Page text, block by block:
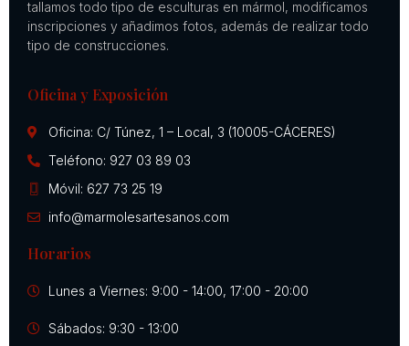
tallamos todo tipo de esculturas en mármol, modificamos
inscripciones y añadimos fotos, además de realizar todo
tipo de construcciones.
Oficina y Exposición
Oficina: C/ Túnez, 1 – Local, 3 (10005-CÁCERES)
Teléfono: 927 03 89 03
Móvil: 627 73 25 19
info@marmolesartesanos.com
Horarios
Lunes a Viernes: 9:00 - 14:00, 17:00 - 20:00
Sábados: 9:30 - 13:00